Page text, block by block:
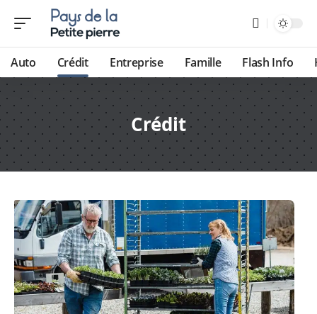
Auto Crédit Entreprise Famille Flash Info
Crédit